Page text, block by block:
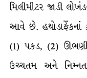
મિલીમીટર જાડી
આવે છે. હથોડાફેંકનાં
(1) પકડ, (2) ઊભણી,
ઉચ્ચતમ અને